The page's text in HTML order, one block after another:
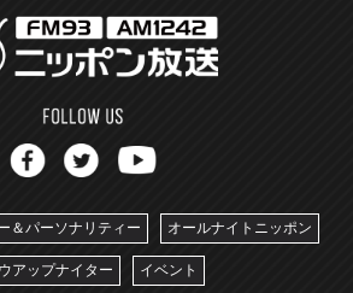
＆パーソナリティー オールナイトニッポン
アップナイター イベント